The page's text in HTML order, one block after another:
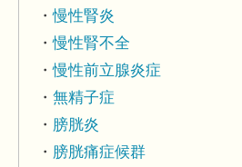
慢性腎炎
慢性腎不全
慢性前立腺炎症
無精子症
膀胱炎
膀胱痛症候群